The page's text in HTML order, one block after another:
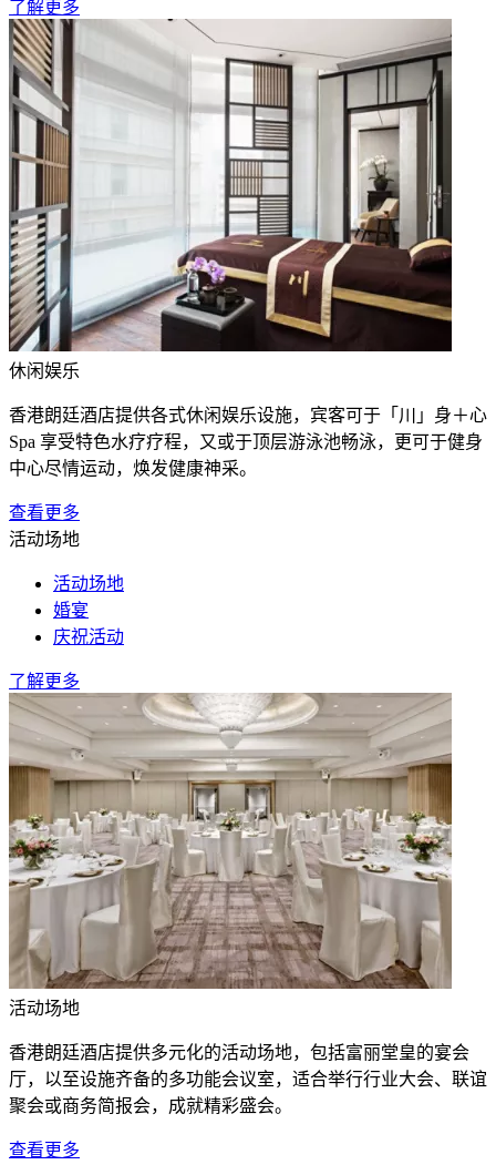
了解更多
休闲娱乐
香港朗廷酒店提供各式休闲娱乐设施，宾客可于「川」身＋心
Spa 享受特色水疗疗程，又或于顶层游泳池畅泳，更可于健身
中心尽情运动，焕发健康神采。
查看更多
活动场地
活动场地
婚宴
庆祝活动
了解更多
活动场地
香港朗廷酒店提供多元化的活动场地，包括富丽堂皇的宴会
厅，以至设施齐备的多功能会议室，适合举行行业大会、联谊
聚会或商务简报会，成就精彩盛会。
查看更多